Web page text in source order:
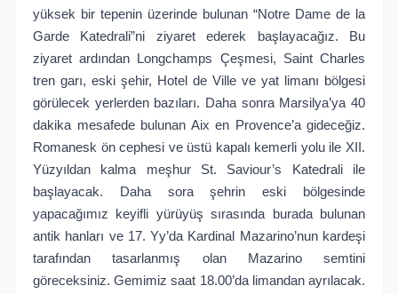
yüksek bir tepenin üzerinde bulunan “Notre Dame de la
Garde Katedrali”ni ziyaret ederek başlayacağız. Bu
ziyaret ardından Longchamps Çeşmesi, Saint Charles
tren garı, eski şehir, Hotel de Ville ve yat limanı bölgesi
görülecek yerlerden bazıları. Daha sonra Marsilya’ya 40
dakika mesafede bulunan Aix en Provence’a gideceğiz.
Romanesk ön cephesi ve üstü kapalı kemerli yolu ile XII.
Yüzyıldan kalma meşhur St. Saviour’s Katedrali ile
başlayacak. Daha sora şehrin eski bölgesinde
yapacağımız keyifli yürüyüş sırasında burada bulunan
antik hanları ve 17. Yy’da Kardinal Mazarino’nun kardeşi
tarafından tasarlanmış olan Mazarino semtini
göreceksiniz. Gemimiz saat 18.00’da limandan ayrılacak.